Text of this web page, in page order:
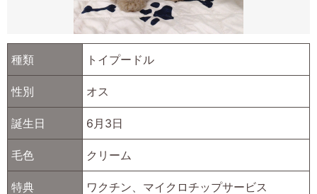
種類 トイプードル
性別 オス
誕生日 6月3日
毛色 クリーム
特典 ワクチン、マイクロチップサービス